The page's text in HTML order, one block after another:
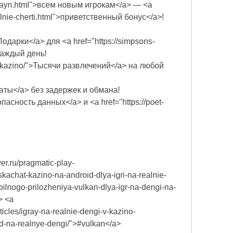
новым игрокам</a> — <a
cherti.html">приветственный бонус</a>!
a> для <a href="https://simpsons-
день!
">Тысячи развлечений</a> на любой
a> без задержек и обмана!
данных</a> и <a href="https://poet-
pragmatic-play-
kazino-na-android-dlya-igri-na-realnie-
prilozheniya-vulkan-dlya-igr-na-dengi-na-
<a
igray-na-realnie-dengi-v-kazino-
na-realnye-dengi/">#vulkan</a>